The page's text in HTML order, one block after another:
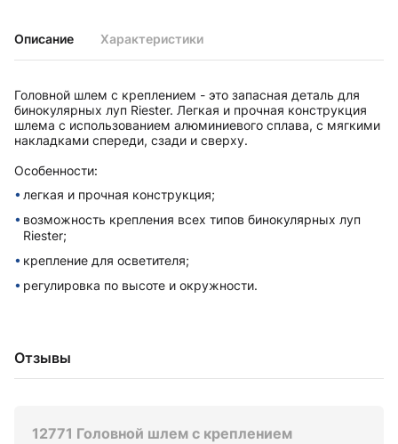
Описание Характеристики
Головной шлем с креплением - это запасная деталь для
бинокулярных луп Riester. Легкая и прочная конструкция
шлема с использованием алюминиевого сплава, с мягкими
накладками спереди, сзади и сверху.
Особенности:
легкая и прочная конструкция;
возможность крепления всех типов бинокулярных луп
Riester;
крепление для осветителя;
регулировка по высоте и окружности.
Отзывы
12771 Головной шлем с креплением